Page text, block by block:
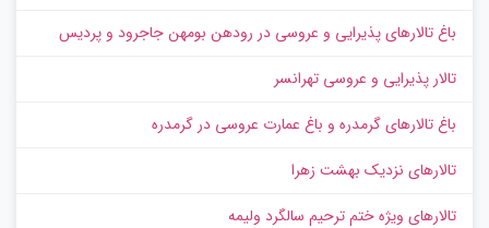
باغ تالارهای پذیرایی و عروسی در رودهن بومهن جاجرود و پردیس
تالار پذیرایی و عروسی تهرانسر
باغ تالارهای گرمدره و باغ عمارت عروسی در گرمدره
تالارهای نزدیک بهشت زهرا
تالارهای ویژه ختم ترحیم سالگرد ولیمه